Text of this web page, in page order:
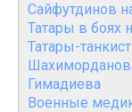
Сайфутдинов
Татары в боях
Татары-
Гимадиева
Военные